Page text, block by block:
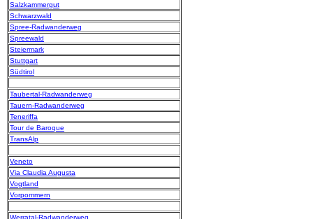
Salzkammergut
Schwarzwald
Spree-Radwanderweg
Spreewald
Steiermark
Stuttgart
Südtirol
Taubertal-Radwanderweg
Tauern-Radwanderweg
Teneriffa
Tour de Baroque
TransAlp
Veneto
Via Claudia Augusta
Vogtland
Vorpommern
Werratal-Radwanderweg